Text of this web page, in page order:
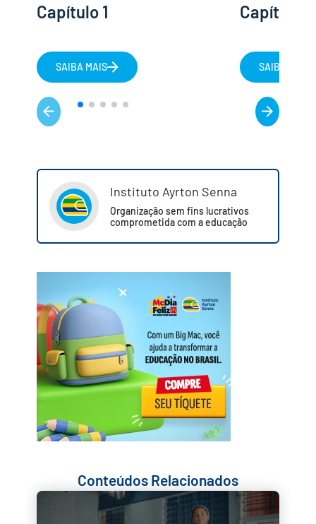
Capítulo 1
SAIBA MAIS
Capítulo 2
SAIBA MAIS
Instituto Ayrton Senna
Organização sem fins lucrativos
comprometida com a educação
Conteúdos Relacionados